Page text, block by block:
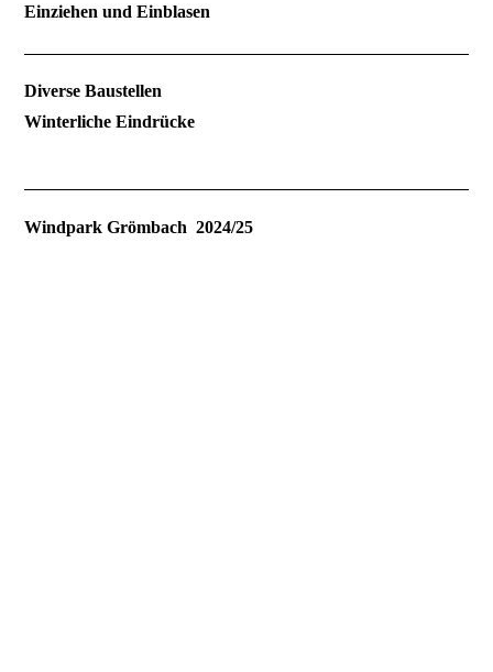
Einziehen und Einblasen
Diverse Baustellen
Winterliche Eindrücke
Windpark Grömbach 2024/25